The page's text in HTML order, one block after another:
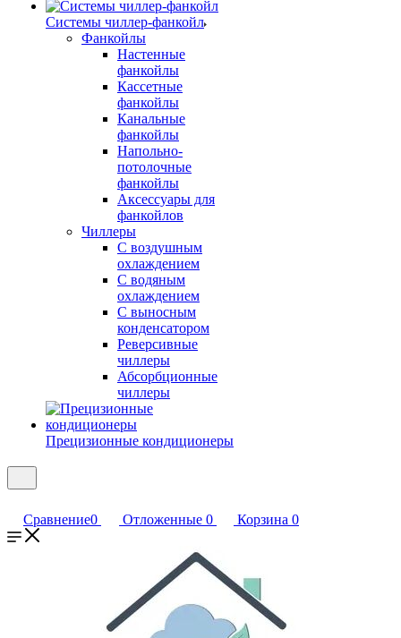
Системы чиллер-фанкойл
Фанкойлы
Настенные
фанкойлы
Кассетные
фанкойлы
Канальные
фанкойлы
Напольно-
потолочные
фанкойлы
Аксессуары для
фанкойлов
Чиллеры
С воздушным
охлаждением
С водяным
охлаждением
С выносным
конденсатором
Реверсивные
чиллеры
Абсорбционные
чиллеры
Прецизионные кондиционеры
Сравнение0 Отложенные 0 Корзина 0